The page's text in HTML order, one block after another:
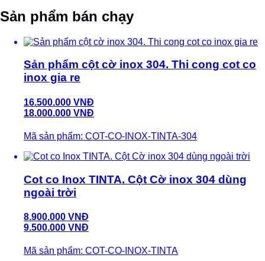
Sản phẩm bán chạy
Sản phẩm cột cờ inox 304. Thi cong cot co
inox gia re
16.500.000 VNĐ
18.000.000 VNĐ
Mã sản phẩm: COT-CO-INOX-TINTA-304
Cot co Inox TINTA. Cột Cờ inox 304 dùng
ngoài trời
8.900.000 VNĐ
9.500.000 VNĐ
Mã sản phẩm: COT-CO-INOX-TINTA